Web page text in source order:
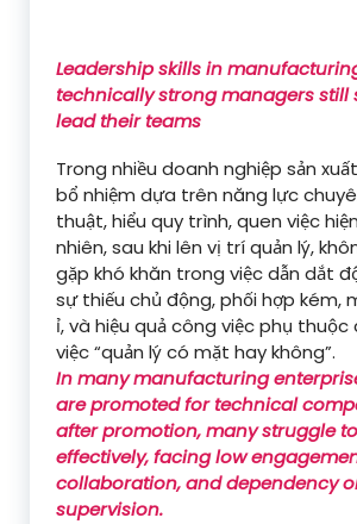
Leadership skills in
technically strong managers still
lead their teams
Trong nhiều doanh nghiệp sản
bổ nhiệm dựa trên năng lực
thuật, hiểu quy trình, quen việc
nhiên, sau khi lên vị trí quản lý,
gặp khó khăn trong việc dẫn dắt
sự thiếu chủ động, phối hợp kém,
ỉ, và hiệu quả công việc phụ thuộc
việc “quản lý có mặt hay không”.
In many manufacturing
are promoted for technical
after promotion, many struggle
effectively, facing low
collaboration, and dependency
supervision.